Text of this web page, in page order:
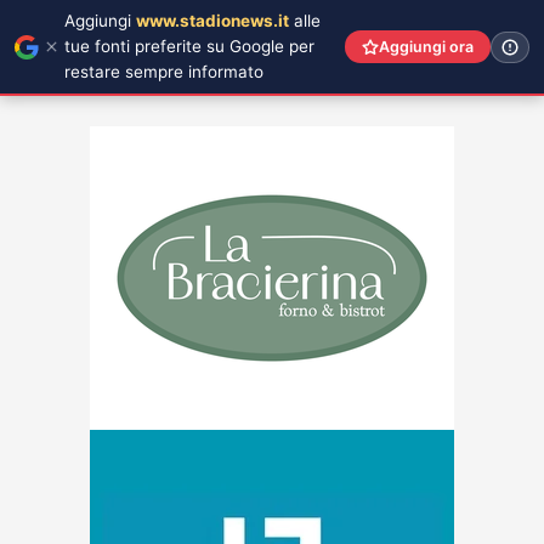
Aggiungi www.stadionews.it alle
tue fonti preferite su Google per
restare sempre informato
Aggiungi ora